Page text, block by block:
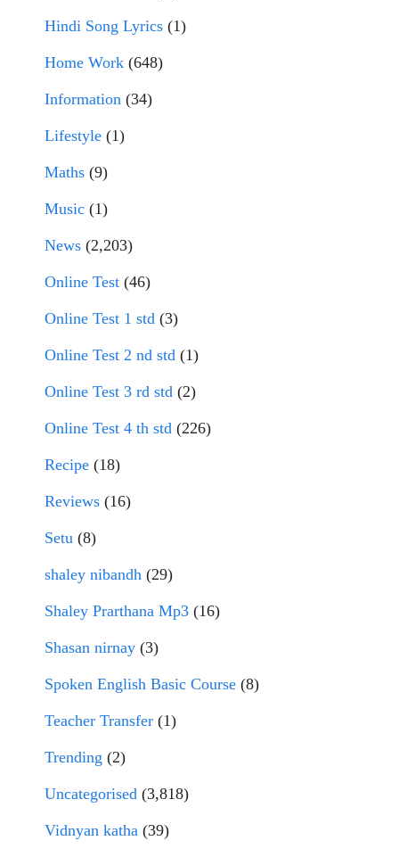
Hindi Song Lyrics (1)
Home Work (648)
Information (34)
Lifestyle (1)
Maths (9)
Music (1)
News (2,203)
Online Test (46)
Online Test 1 std (3)
Online Test 2 nd std (1)
Online Test 3 rd std (2)
Online Test 4 th std (226)
Recipe (18)
Reviews (16)
Setu (8)
shaley nibandh (29)
Shaley Prarthana Mp3 (16)
Shasan nirnay (3)
Spoken English Basic Course (8)
Teacher Transfer (1)
Trending (2)
Uncategorised (3,818)
Vidnyan katha (39)